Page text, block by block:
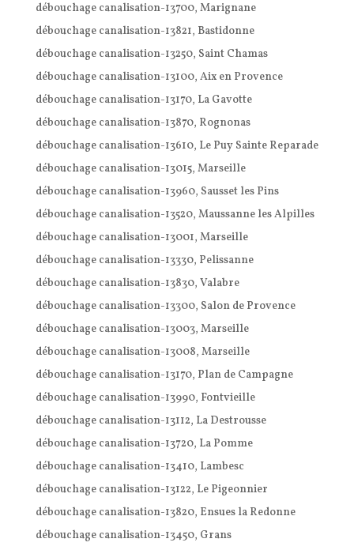
débouchage canalisation-13700, Marignane
débouchage canalisation-13821, Bastidonne
débouchage canalisation-13250, Saint Chamas
débouchage canalisation-13100, Aix en Provence
débouchage canalisation-13170, La Gavotte
débouchage canalisation-13870, Rognonas
débouchage canalisation-13610, Le Puy Sainte Reparade
débouchage canalisation-13015, Marseille
débouchage canalisation-13960, Sausset les Pins
débouchage canalisation-13520, Maussanne les Alpilles
débouchage canalisation-13001, Marseille
débouchage canalisation-13330, Pelissanne
débouchage canalisation-13830, Valabre
débouchage canalisation-13300, Salon de Provence
débouchage canalisation-13003, Marseille
débouchage canalisation-13008, Marseille
débouchage canalisation-13170, Plan de Campagne
débouchage canalisation-13990, Fontvieille
débouchage canalisation-13112, La Destrousse
débouchage canalisation-13720, La Pomme
débouchage canalisation-13410, Lambesc
débouchage canalisation-13122, Le Pigeonnier
débouchage canalisation-13820, Ensues la Redonne
débouchage canalisation-13450, Grans